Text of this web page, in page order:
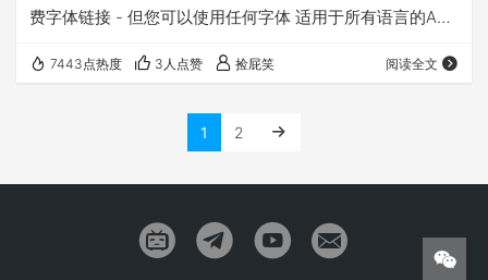
费字体链接 - 但您可以使用任何字体 适用于所有语言的AE
2017, CC 2016, CC 2015, CC 2014, CC, CS6 下载地址 提
7443点热度 3人点赞 捡屁笑 阅读全文
1 2